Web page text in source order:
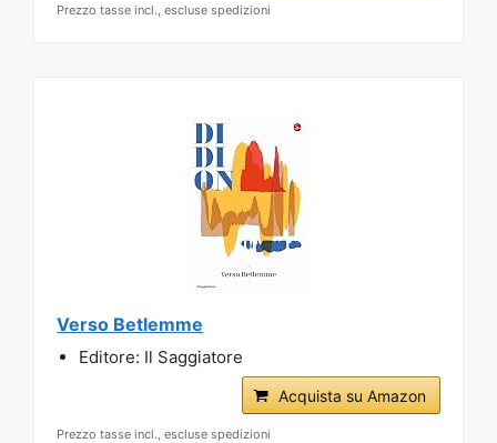
Prezzo tasse incl., escluse spedizioni
Verso Betlemme
Editore: Il Saggiatore
Acquista su Amazon
Prezzo tasse incl., escluse spedizioni